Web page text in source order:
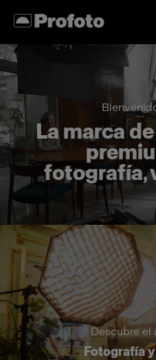
La marca
fotografía,
Descubre el
Fotografía